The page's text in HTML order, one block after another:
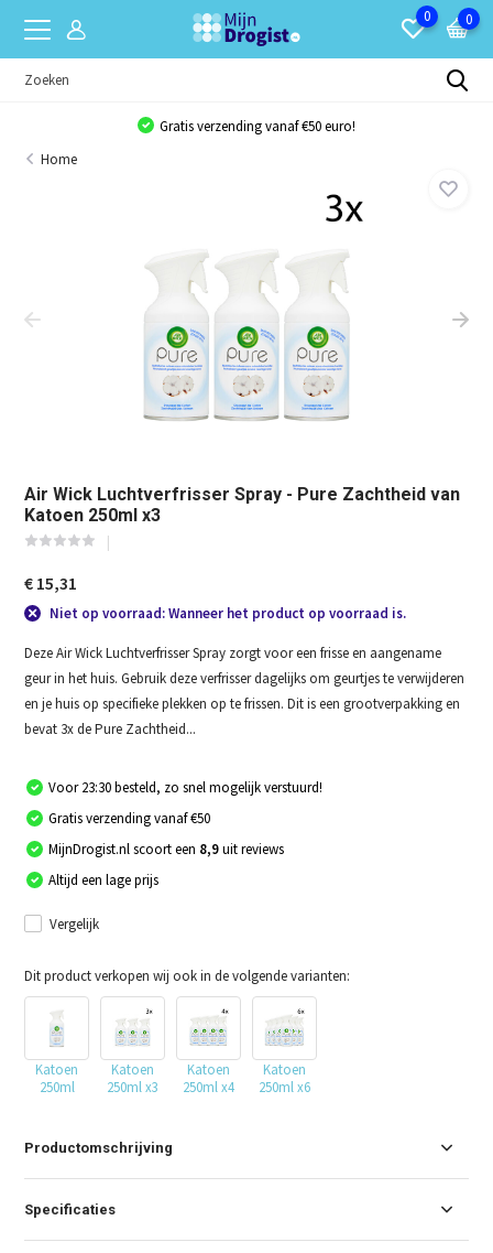
0 0
Gratis verzending vanaf €50 euro!
Home
Air Wick Luchtverfrisser Spray - Pure Zachtheid van
Katoen 250ml x3
€ 15,31
Niet op voorraad: Wanneer het product op voorraad is.
Deze Air Wick Luchtverfrisser Spray zorgt voor een frisse en aangename
geur in het huis. Gebruik deze verfrisser dagelijks om geurtjes te verwijderen
en je huis op specifieke plekken op te frissen. Dit is een grootverpakking en
bevat 3x de Pure Zachtheid...
Voor 23:30 besteld, zo snel mogelijk verstuurd!
Gratis verzending vanaf €50
MijnDrogist.nl scoort een 8,9uit reviews
Altijd een lage prijs
Vergelijk
Dit product verkopen wij ook in de volgende varianten:
Katoen
250ml
Katoen
250ml x3
Katoen
250ml x4
Katoen
250ml x6
Productomschrijving
Specificaties